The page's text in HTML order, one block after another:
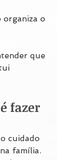
organiza o
que
fazer
cuidado
família.